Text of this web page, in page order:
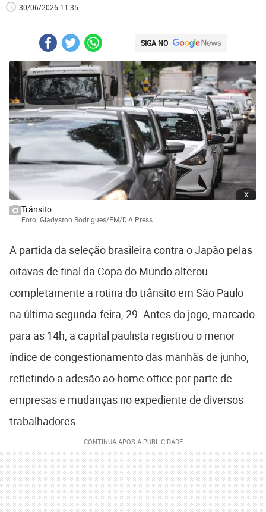
30/06/2026 11:35
SIGA NO
x
Trânsito
Foto: Gladyston Rodrigues/EM/D.A Press
A partida da seleção brasileira contra o Japão pelas
oitavas de final da Copa do Mundo alterou
completamente a rotina do trânsito em São Paulo
na última segunda-feira, 29. Antes do jogo, marcado
para as 14h, a capital paulista registrou o menor
índice de congestionamento das manhãs de junho,
refletindo a adesão ao home office por parte de
empresas e mudanças no expediente de diversos
trabalhadores.